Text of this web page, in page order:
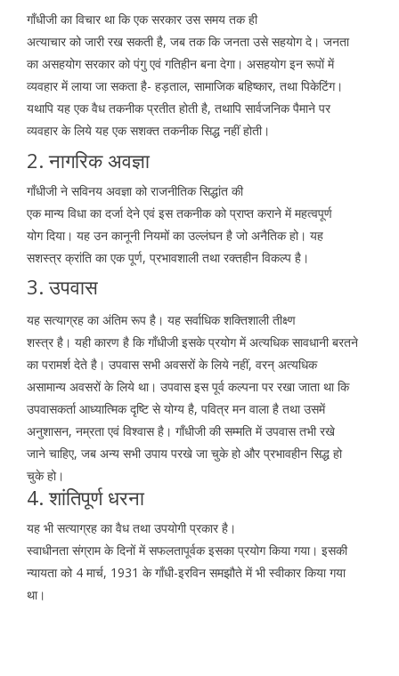
गाँधीजी का विचार था कि एक सरकार उस समय तक ही
अत्याचार को जारी रख सकती है, जब तक कि जनता उसे सहयोग दे। जनता
का असहयोग सरकार को पंगु एवं गतिहीन बना देगा। असहयोग इन रूपों में
व्यवहार में लाया जा सकता है- हड़ताल, सामाजिक बहिष्कार, तथा पिकेटिंग।
यथापि यह एक वैध तकनीक प्रतीत होती है, तथापि सार्वजनिक पैमाने पर
व्यवहार के लिये यह एक सशक्त तकनीक सिद्ध नहीं होती।
2. नागरिक अवज्ञा
गाँधीजी ने सविनय अवज्ञा को राजनीतिक सिद्धांत की
एक मान्य विधा का दर्जा देने एवं इस तकनीक को प्राप्त कराने में महत्वपूर्ण
योग दिया। यह उन कानूनी नियमों का उल्लंघन है जो अनैतिक हो। यह
सशस्त्र क्रांति का एक पूर्ण, प्रभावशाली तथा रक्तहीन विकल्प है।
3. उपवास
यह सत्याग्रह का अंतिम रूप है। यह सर्वाधिक शक्तिशाली तीक्ष्ण
शस्त्र है। यही कारण है कि गाँधीजी इसके प्रयोग में अत्यधिक सावधानी बरतने
का परामर्श देते है। उपवास सभी अवसरों के लिये नहीं, वरन् अत्यधिक
असामान्य अवसरों के लिये था। उपवास इस पूर्व कल्पना पर रखा जाता था कि
उपवासकर्ता आध्यात्मिक दृष्टि से योग्य है, पवित्र मन वाला है तथा उसमें
अनुशासन, नम्रता एवं विश्वास है। गाँधीजी की सम्मति में उपवास तभी रखे
जाने चाहिए, जब अन्य सभी उपाय परखे जा चुके हो और प्रभावहीन सिद्ध हो
चुके हो।
4. शांतिपूर्ण धरना
यह भी सत्याग्रह का वैध तथा उपयोगी प्रकार है।
स्वाधीनता संग्राम के दिनों में सफलतापूर्वक इसका प्रयोग किया गया। इसकी
न्यायता को 4 मार्च, 1931 के गाँधी-इरविन समझौते में भी स्वीकार किया गया
था।